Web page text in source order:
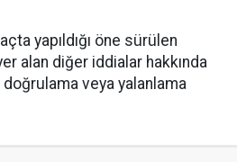
yapıldığı öne sürülen
alan diğer iddialar hakkında
veya yalanlama